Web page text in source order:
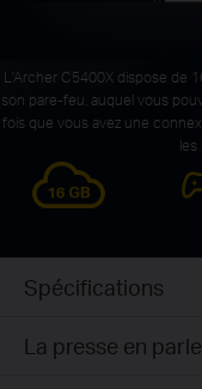
L'Archer C5400X dispose de
son pare-feu, auquel vous
fois que vous avez une
les
Spécifications
La presse en parle